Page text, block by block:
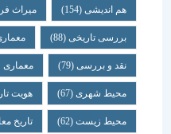
هم اندیشی (154) میراث فرهنگی (109)
بررسی تاریخی (88) معماری و
نقد و بررسی (79) معماری و
محیط شهری(67) هویت تاریخی(67)
محیط زیست(62) تاریخ معاصر(60)